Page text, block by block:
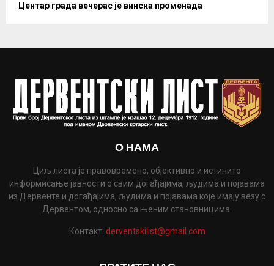
Центар града вечерас је винска променада
О НАМА
Циљ листа је правовремено, објективно и истинито
информисање јавности о свим догађајима, људима и појавама
из Дервенте и догађајима, људима и појавама које имају везу с
Дервентом, односно са њеним становницима.
Контакт: derventskilist@gmail.com